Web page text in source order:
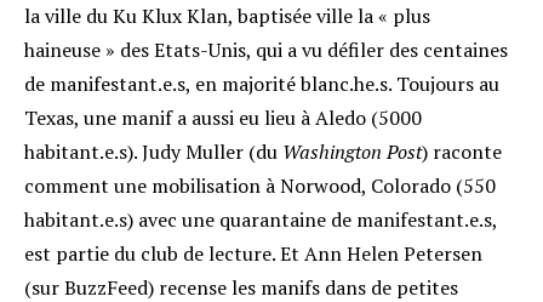
la ville du Ku Klux Klan, baptisée ville la « plus
haineuse » des Etats-Unis, qui a vu défiler des centaines
de manifestant.e.s, en majorité blanc.he.s. Toujours au
Texas, une manif a aussi eu lieu à Aledo (5000
habitant.e.s). Judy Muller (du Washington Post) raconte
comment une mobilisation à Norwood, Colorado (550
habitant.e.s) avec une quarantaine de manifestant.e.s,
est partie du club de lecture. Et Ann Helen Petersen
(sur BuzzFeed) recense les manifs dans de petites